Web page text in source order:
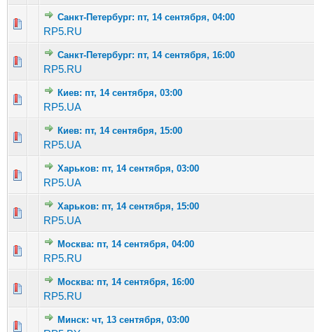
Санкт-Петербург: пт, 14 сентября, 04:00
RP5.RU
Голосов: 3 - Средняя оценка: 3.67 из 5
1234 5
Санкт-Петербург: пт, 14 сентября, 16:00
RP5.RU
Голосов: 2 - Средняя оценка: 1 из 5
1234 5
Киев: пт, 14 сентября, 03:00
RP5.UA
Голосов: 2 - Средняя оценка: 1.5 из 5
12345
Киев: пт, 14 сентября, 15:00
RP5.UA
Голосов: 2 - Средняя оценка: 2.5 из 5
12345
Харьков: пт, 14 сентября, 03:00
RP5.UA
Голосов: 3 - Средняя оценка: 3 из 5
1 2345
Харьков: пт, 14 сентября, 15:00
RP5.UA
Голосов: 1 - Средняя оценка: 1 из 5
1 2345
Москва: пт, 14 сентября, 04:00
RP5.RU
Голосов: 2 - Средняя оценка: 2 из 5
12 3 45
Москва: пт, 14 сентября, 16:00
RP5.RU
Голосов: 1 - Средняя оценка: 3 из 5
12 3 45
Минск: чт, 13 сентября, 03:00
Голосов: 1 - Средняя оценка: 1 из 5
12 345